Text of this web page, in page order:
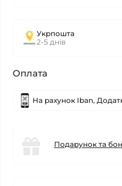
Укрпошта
2-5 днів
Оплата
На рахунок Iban,
Подарунок та